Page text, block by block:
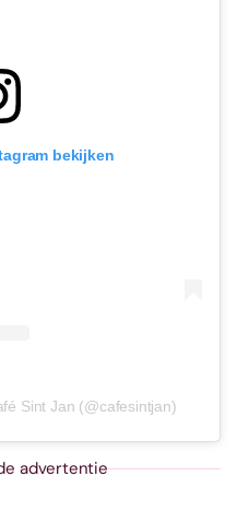
bekijken
Sint Jan (@cafesintjan)
advertentie